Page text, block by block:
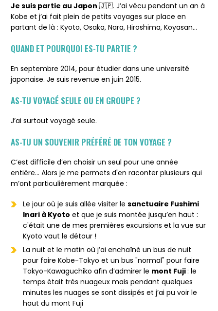
Je suis partie au Japon 🇯🇵. J’ai vécu pendant un an à
Kobe et j’ai fait plein de petits voyages sur place en
partant de là : Kyoto, Osaka, Nara, Hiroshima, Koyasan…
QUAND ET POURQUOI ES-TU PARTIE ?
En septembre 2014, pour étudier dans une université
japonaise. Je suis revenue en juin 2015.
AS-TU VOYAGÉ SEULE OU EN GROUPE ?
J’ai surtout voyagé seule.
AS-TU UN SOUVENIR PRÉFÉRÉ DE TON VOYAGE ?
C’est difficile d’en choisir un seul pour une année
entière… Alors je me permets d'en raconter plusieurs qui
m’ont particulièrement marquée :
Le jour où je suis allée visiter lesanctuaire Fushimi
Inari à Kyoto et que je suis montée jusqu’en haut :
c'était une de mes premières excursions et la vue sur
Kyoto vaut le détour !
La nuit et le matin où j’ai enchaîné un bus de nuit
pour faire Kobe-Tokyo et un bus "normal" pour faire
Tokyo-Kawaguchiko afin d’admirer le mont Fuji: le
temps était très nuageux mais pendant quelques
minutes les nuages se sont dissipés et j’ai pu voir le
haut du mont Fuji